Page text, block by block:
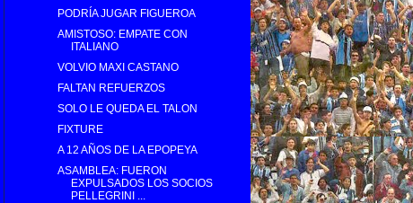
PODRÍA JUGAR FIGUEROA
AMISTOSO: EMPATE CON
ITALIANO
VOLVIO MAXI CASTANO
FALTAN REFUERZOS
SOLO LE QUEDA EL TALON
FIXTURE
A 12 AÑOS DE LA EPOPEYA
ASAMBLEA: FUERON
EXPULSADOS LOS SOCIOS
PELLEGRINI ...